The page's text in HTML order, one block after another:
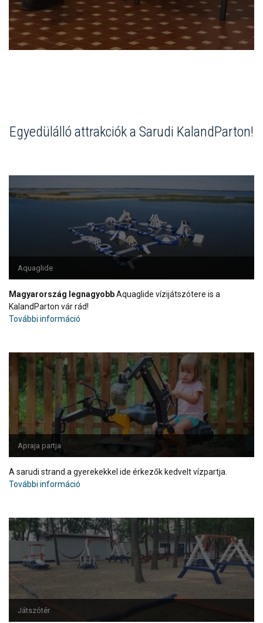
Egyedülálló attrakciók a Sarudi KalandParton!
Aquaglide
Magyarország legnagyobbAquaglide vízijátszótere is a
KalandParton vár rád!
További információ
Apraja partja
A sarudi strand a gyerekekkel ide érkezők kedvelt vízpartja.
További információ
Játszótér